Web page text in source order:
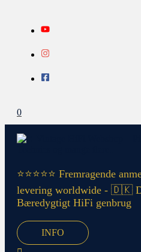
0
⭐⭐⭐⭐⭐ Fremragende
levering worldwide - 🇩🇰
Bæredygtigt HiFi genbrug
INFO